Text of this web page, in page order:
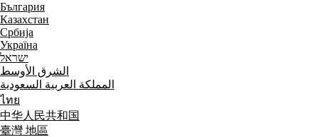
България
Казахстан
Србија
Україна
ישראל
الشرق الأوسط
المملكة العربية السعودية
ไทย
中华人民共和国
臺灣 地區